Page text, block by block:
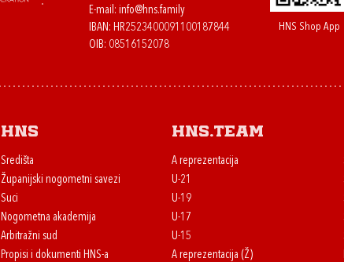
E-mail: info@hns.family
IBAN: HR2523400091100187844
OIB: 08516152078
HNS Shop App
HNS
Središta
Županijski nogometni savezi
Suci
Nogometna akademija
Arbitražni sud
Propisi i dokumenti HNS-a
HNS.team
A reprezentacija
U-21
U-19
U-17
U-15
A reprezentacija (Ž)